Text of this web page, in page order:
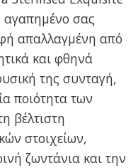
αγαπημένο σας
απαλλαγμένη από
και φθηνά
της συνταγή,
ποιότητα των
βέλτιστη
στοιχείων,
ζωντάνια και την